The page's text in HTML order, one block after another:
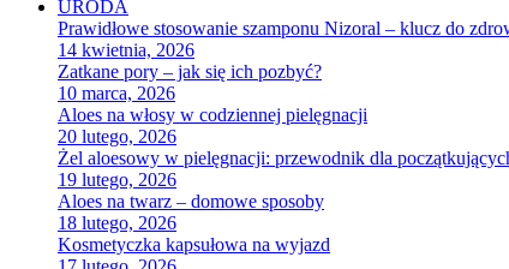
URODA
Prawidłowe stosowanie szamponu Nizoral – klucz do
14 kwietnia, 2026
Zatkane pory – jak się ich pozbyć?
10 marca, 2026
Aloes na włosy w codziennej pielęgnacji
20 lutego, 2026
Żel aloesowy w pielęgnacji: przewodnik dla
19 lutego, 2026
Aloes na twarz – domowe sposoby
18 lutego, 2026
Kosmetyczka kapsułowa na wyjazd